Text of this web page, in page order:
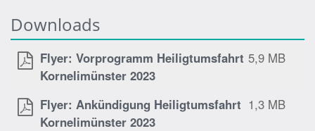
Downloads
Flyer: Vorprogramm Heiligtumsfahrt
Kornelimünster 2023
5,9 MB
Flyer: Ankündigung Heiligtumsfahrt
Kornelimünster 2023
1,3 MB